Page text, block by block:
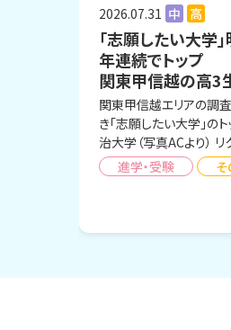
2026.07.31 中 高
「志願したい大学
年連続でトップ
関東甲信越の高3
関東甲信越エリアの調
き「志願したい大学」の
治大学（写真ACより）
進学・受験